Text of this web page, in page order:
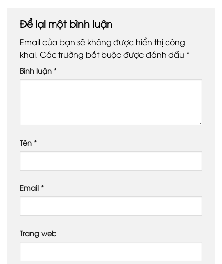
Để lại một bình luận
Email của bạn sẽ không được hiển thị công
khai. Các trường bắt buộc được đánh dấu *
Bình luận *
Tên *
Email *
Trang web